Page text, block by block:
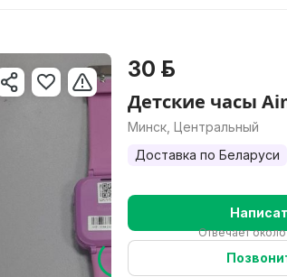
30 р.
Детские часы
Минск, Центральный
Доставка по Беларуси
Отвечает